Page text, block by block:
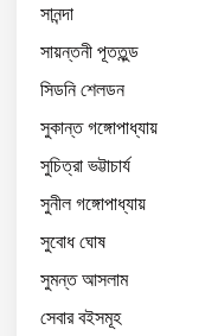
সানন্দা
সায়ন্তনী পূততুন্ড
সিডনি শেলডন
সুকান্ত গঙ্গোপাধ্যায়
সুচিত্রা ভট্টাচার্য
সুনীল গঙ্গোপাধ্যায়
সুবোধ ঘোষ
সুমন্ত আসলাম
সেবার বইসমূহ